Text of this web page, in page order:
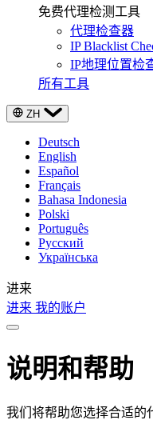
免费代理检测工具
代理检查器
IP Blacklist
IP地理位置检
所有工具
ZH
Deutsch
English
Español
Français
Bahasa Indonesia
Polski
Português
Русский
Українська
进来
进来 我的账户
说明和帮助
我们将帮助您选择合适的